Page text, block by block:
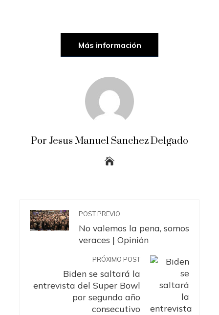
Más información
Por Jesus Manuel Sanchez Delgado
POST PREVIO
No valemos la pena, somos
veraces | Opinión
PRÓXIMO POST
Biden se saltará la
entrevista del Super Bowl
por segundo año
consecutivo